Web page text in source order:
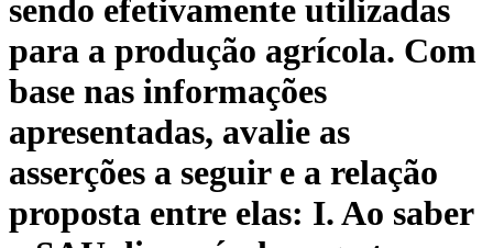
sendo efetivamente utilizadas
para a produção agrícola. Com
base nas informações
apresentadas, avalie as
asserções a seguir e a relação
proposta entre elas: I. Ao saber